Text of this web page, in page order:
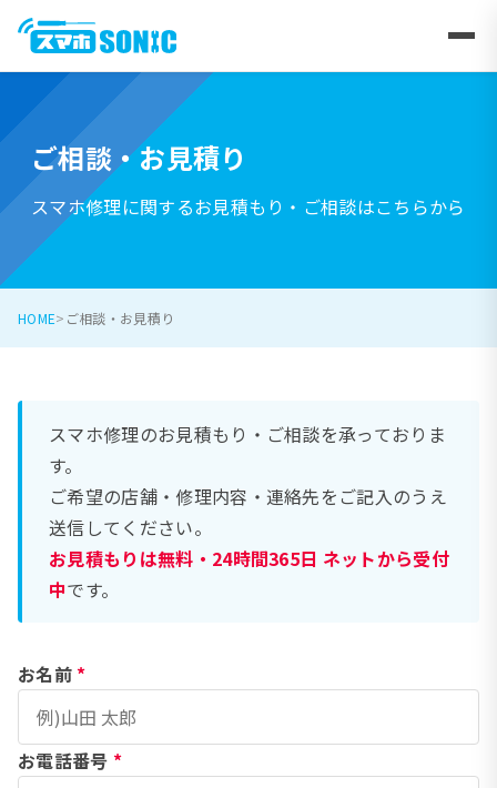
ご相談・お見積り
スマホ修理に関するお見積もり・ご相談はこちらから
HOME ご相談・お見積り
スマホ修理のお見積もり・ご相談を承っておりま
す。
ご希望の店舗・修理内容・連絡先をご記入のうえ
送信してください。
お見積もりは無料・24時間365日 ネットから受付
中です。
お名前 *
お電話番号 *